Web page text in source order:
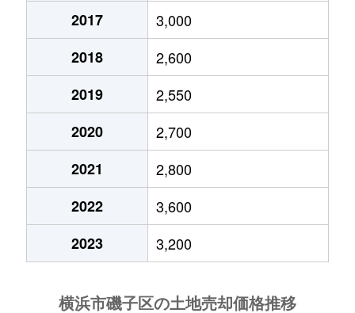
中浜町
4,600万円 根岸(神奈川)
3,200万円 根岸(神奈川)
1,700万円 根岸(神奈川)
5,200万円 根岸(神奈川)
久木町
6,800万円 根岸(神奈川)
1,200万円 根岸(神奈川)
300万円 屏風浦
3,000万円 屏風浦
2017
3,000
2018
2,600
2019
2,550
2020
2,700
2021
2,800
2022
3,600
2023
3,200